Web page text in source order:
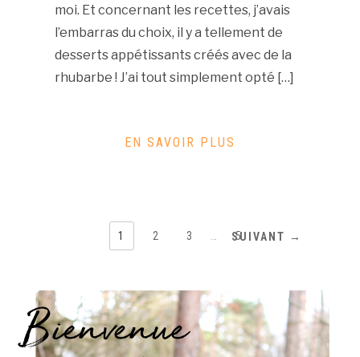
moi. Et concernant les recettes, j’avais
l’embarras du choix, il y a tellement de
desserts appétissants créés avec de la
rhubarbe ! J’ai tout simplement opté […]
EN SAVOIR PLUS
1 2 3 … 5
SUIVANT →